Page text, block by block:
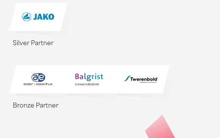
Silver Partner
Bronze Partner